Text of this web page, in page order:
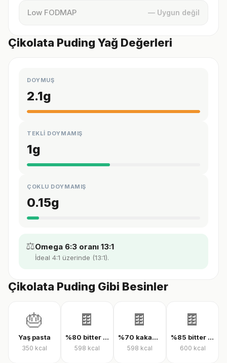
Low FODMAP — Uygun değil
Çikolata Puding Yağ Değerleri
DOYMUŞ
2.1g
TEKLİ DOYMAMIŞ
1g
ÇOKLU DOYMAMIŞ
0.15g
⚖️Omega 6:3 oranı 13:1
İdeal 4:1 üzerinde (13:1).
Çikolata Puding Gibi Besinler
🎂
Yaş pasta
350 kcal
🍫
%80 bitter çikolata
598 kcal
🍫
%70 kakaolu bitter çikolata
598 kcal
🍫
%85 bitter çikolata
600 kcal